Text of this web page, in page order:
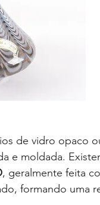
de vidro opaco
e moldada.
, geralmente feita
formando uma